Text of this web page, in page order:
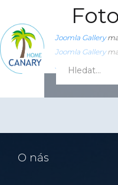
Joomla Gallery
Joomla Gallery
Joomla Gallery
O nás